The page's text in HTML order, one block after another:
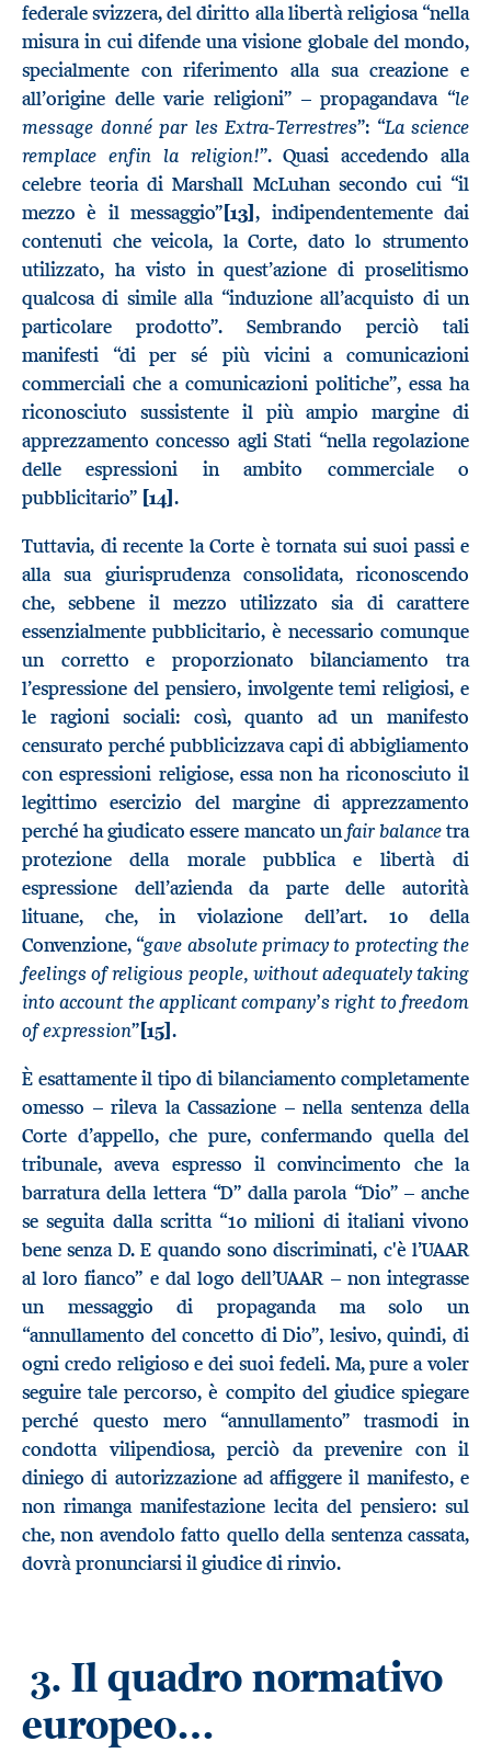
federale svizzera, del diritto alla libertà religiosa “nella
misura in cui difende una visione globale del mondo,
specialmente con riferimento alla sua creazione e
all’origine delle varie religioni” – propagandava “le
message donné par les Extra-Terrestres”: “La science
remplace enfin la religion!”. Quasi accedendo alla
celebre teoria di Marshall McLuhan secondo cui “il
mezzo è il messaggio”[13], indipendentemente dai
contenuti che veicola, la Corte, dato lo strumento
utilizzato, ha visto in quest’azione di proselitismo
qualcosa di simile alla “induzione all’acquisto di un
particolare prodotto”. Sembrando perciò tali
manifesti “di per sé più vicini a comunicazioni
commerciali che a comunicazioni politiche”, essa ha
riconosciuto sussistente il più ampio margine di
apprezzamento concesso agli Stati “nella regolazione
delle espressioni in ambito commerciale o
pubblicitario” [14].
Tuttavia, di recente la Corte è tornata sui suoi passi e
alla sua giurisprudenza consolidata, riconoscendo
che, sebbene il mezzo utilizzato sia di carattere
essenzialmente pubblicitario, è necessario comunque
un corretto e proporzionato bilanciamento tra
l’espressione del pensiero, involgente temi religiosi, e
le ragioni sociali: così, quanto ad un manifesto
censurato perché pubblicizzava capi di abbigliamento
con espressioni religiose, essa non ha riconosciuto il
legittimo esercizio del margine di apprezzamento
perché ha giudicato essere mancato unfair balancetra
protezione della morale pubblica e libertà di
espressione dell’azienda da parte delle autorità
lituane, che, in violazione dell’art. 10 della
Convenzione, “gave absolute primacy to protecting the
feelings of religious people, without adequately taking
into account the applicant company’s right to freedom
of expression”[15].
È esattamente il tipo di bilanciamento completamente
omesso – rileva la Cassazione – nella sentenza della
Corte d’appello, che pure, confermando quella del
tribunale, aveva espresso il convincimento che la
barratura della lettera “D” dalla parola “Dio” – anche
se seguita dalla scritta “10 milioni di italiani vivono
bene senza D. E quando sono discriminati, c'è l’UAAR
al loro fianco” e dal logo dell’UAAR – non integrasse
un messaggio di propaganda ma solo un
“annullamento del concetto di Dio”, lesivo, quindi, di
ogni credo religioso e dei suoi fedeli. Ma, pure a voler
seguire tale percorso, è compito del giudice spiegare
perché questo mero “annullamento” trasmodi in
condotta vilipendiosa, perciò da prevenire con il
diniego di autorizzazione ad affiggere il manifesto, e
non rimanga manifestazione lecita del pensiero: sul
che, non avendolo fatto quello della sentenza cassata,
dovrà pronunciarsi il giudice di rinvio.
3. Il quadro normativo
europeo…